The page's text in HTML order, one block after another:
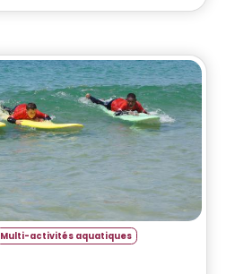
Multi-activités aquatiques